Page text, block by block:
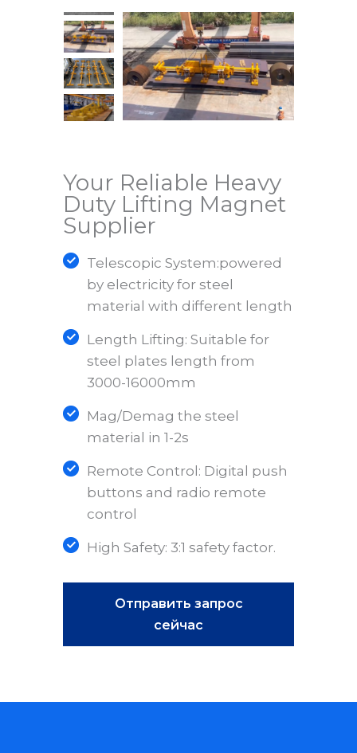
Your Reliable Heavy
Duty Lifting Magnet
Supplier
Telescopic System:powered
by electricity for steel
material with different length
Length Lifting: Suitable for
steel plates length from
3000-16000mm
Mag/Demag the steel
material in 1-2s
Remote Control: Digital push
buttons and radio remote
control
High Safety: 3:1 safety factor.
Отправить запрос
сейчас